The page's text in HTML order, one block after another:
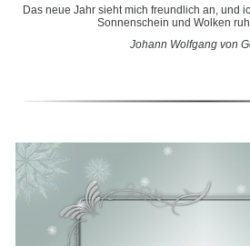
Das neue Jahr sieht mich freundlich an, und
Sonnenschein und Wolken
Johann Wolfgang von